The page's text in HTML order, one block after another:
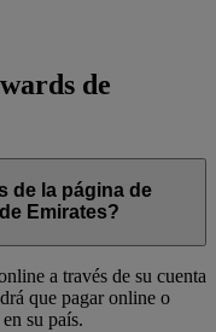
de
de la página de
Emirates?
a través de su cuenta
que pagar online o
su país.